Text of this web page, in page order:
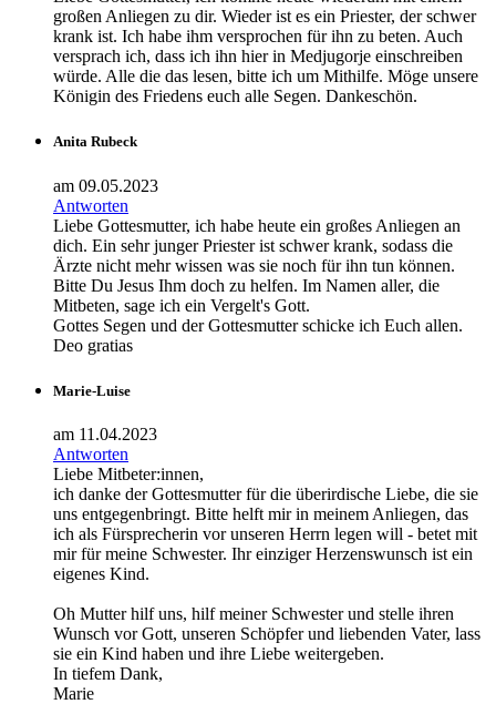
großen Anliegen zu dir. Wieder ist es ein Priester, der schwer
krank ist. Ich habe ihm versprochen für ihn zu beten. Auch
versprach ich, dass ich ihn hier in Medjugorje einschreiben
würde. Alle die das lesen, bitte ich um Mithilfe. Möge unsere
Königin des Friedens euch alle Segen. Dankeschön.
Anita Rubeck
am 09.05.2023
Antworten
Liebe Gottesmutter, ich habe heute ein großes Anliegen an
dich. Ein sehr junger Priester ist schwer krank, sodass die
Ärzte nicht mehr wissen was sie noch für ihn tun können.
Bitte Du Jesus Ihm doch zu helfen. Im Namen aller, die
Mitbeten, sage ich ein Vergelt's Gott.
Gottes Segen und der Gottesmutter schicke ich Euch allen.
Deo gratias
Marie-Luise
am 11.04.2023
Antworten
Liebe Mitbeter:innen,
ich danke der Gottesmutter für die überirdische Liebe, die sie
uns entgegenbringt. Bitte helft mir in meinem Anliegen, das
ich als Fürsprecherin vor unseren Herrn legen will - betet mit
mir für meine Schwester. Ihr einziger Herzenswunsch ist ein
eigenes Kind.
Oh Mutter hilf uns, hilf meiner Schwester und stelle ihren
Wunsch vor Gott, unseren Schöpfer und liebenden Vater, lass
sie ein Kind haben und ihre Liebe weitergeben.
In tiefem Dank,
Marie